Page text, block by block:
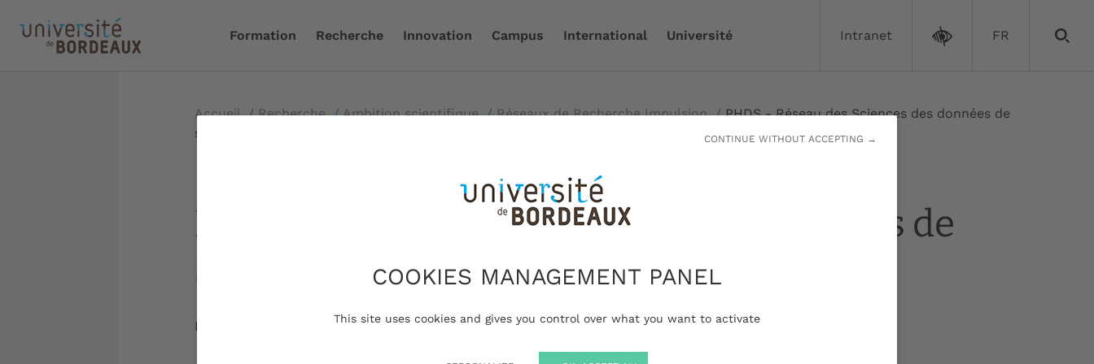
COOKIES MANAGEMENT PANEL
This site uses cookies and gives you control over what you want to activate
CONTINUE WITHOUT ACCEPTING →
Formation Recherche Innovation Campus International Université Intranet FR
Accueil/ Recherche/ Ambition scientifique/ Réseaux de Recherche Impulsion/ PHDS - Réseau des Sciences des données de
santé publique de Bordeaux
PHDS - Réseau des Sciences des données de
santé publique de Bordeaux
Mise à jour le : 11/05/2022